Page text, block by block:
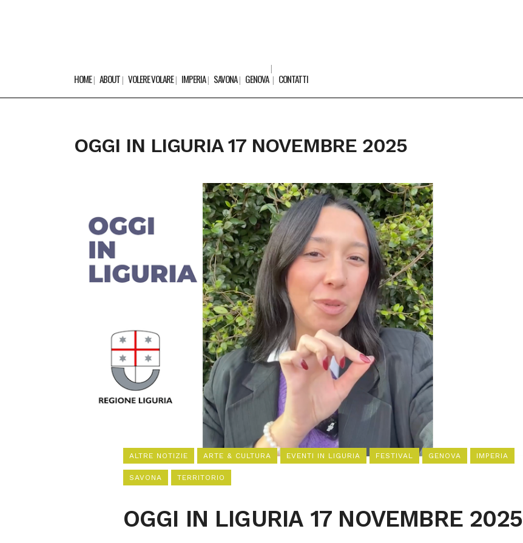
HOME ABOUT VOLERE VOLARE IMPERIA SAVONA GENOVA CONTATTI
OGGI IN LIGURIA 17 NOVEMBRE 2025
ALTRE NOTIZIE ARTE & CULTURA EVENTI IN LIGURIA FESTIVAL GENOVA IMPERIA
SAVONA TERRITORIO
OGGI IN LIGURIA 17 NOVEMBRE 2025